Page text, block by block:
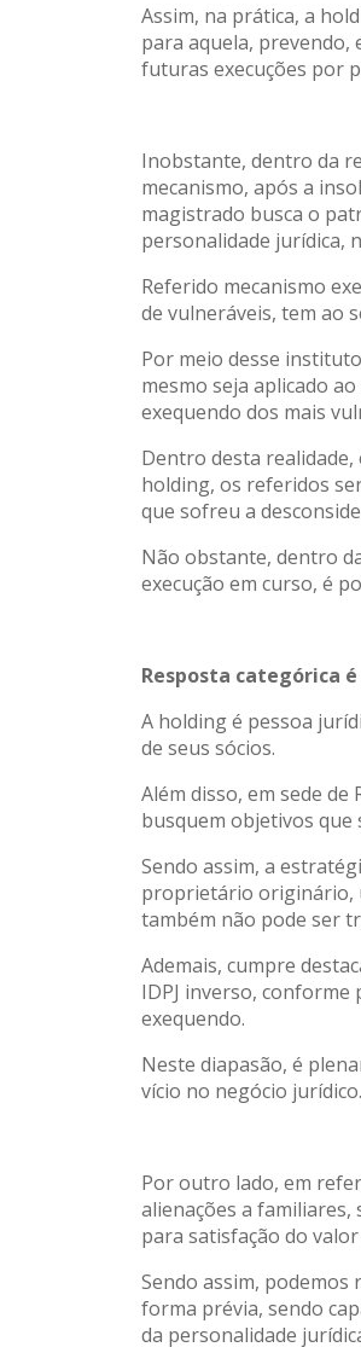
Assim, na prática, a
para aquela,
futuras execuções por
Inobstante, dentro da
mecanismo, após a
magistrado busca o
personalidade jurídica,
Referido mecanismo
de vulneráveis, tem ao
Por meio desse
mesmo seja aplicado
exequendo dos mais
Dentro desta realidade,
holding, os referidos
que sofreu a
Não obstante, dentro
execução em curso, é
Resposta categórica
A holding é pessoa
de seus sócios.
Além disso, em sede
busquem objetivos
Sendo assim, a
proprietário originário,
também não pode ser
Ademais, cumpre
IDPJ inverso,
exequendo.
Neste diapasão, é
vício no negócio jurídico.
Por outro lado, em
alienações a
para satisfação do valor
Sendo assim,
forma prévia, sendo
da personalidade